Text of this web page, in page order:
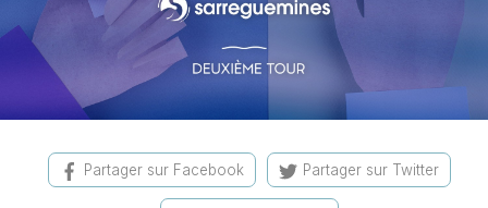
Partager sur Facebook Partager sur Twitter